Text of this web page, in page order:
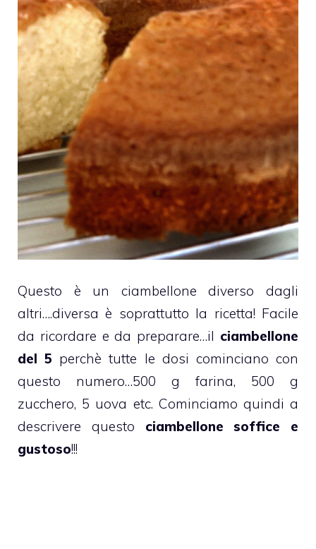
Questo è un ciambellone diverso dagli
altri….diversa è soprattutto la ricetta! Facile
da ricordare e da preparare…il ciambellone
del 5 perchè tutte le dosi cominciano con
questo numero…500 g farina, 500 g
zucchero, 5 uova etc. Cominciamo quindi a
descrivere questo ciambellone soffice e
gustoso!!!